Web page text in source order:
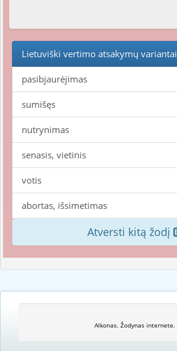
Lietuviški vertimo atsakymų variantai
pasibjaurėjimas
sumišęs
nutrynimas
senasis, vietinis
votis
abortas, išsimetimas
Atversti kitą žodį
Alkonas. Žodynas internete.